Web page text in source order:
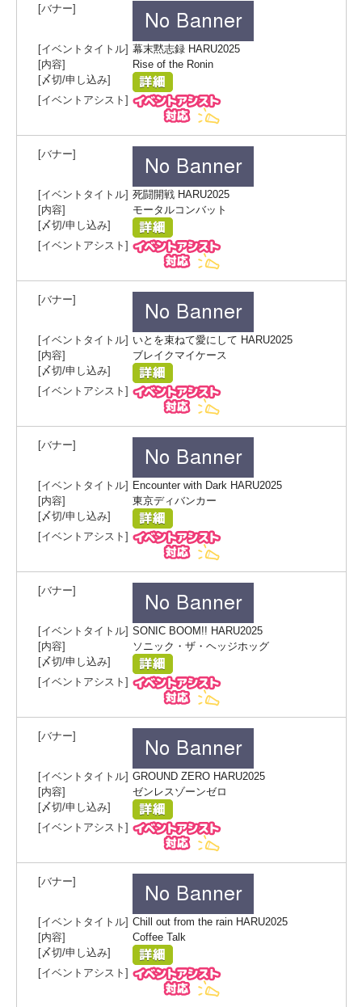
幕末黙志録 HARU2025
Rise of the Ronin
死闘開戦 HARU2025
モータルコンバット
いとを束ねて愛にして HARU2025
ブレイクマイケース
Encounter with Dark HARU2025
東京ディバンカー
SONIC BOOM!! HARU2025
ソニック・ザ・ヘッジホッグ
GROUND ZERO HARU2025
ゼンレスゾーンゼロ
Chill out from the rain HARU2025
Coffee Talk